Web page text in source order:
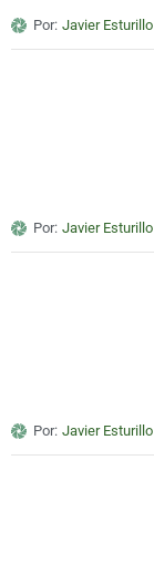
Por: Javier Esturillo
Por: Javier Esturillo
Por: Javier Esturillo